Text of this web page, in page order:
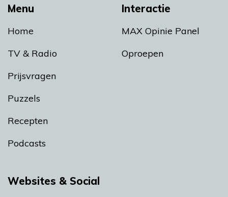
Menu
Home
TV & Radio
Prijsvragen
Puzzels
Recepten
Podcasts
Interactie
MAX Opinie Panel
Oproepen
Websites & Social